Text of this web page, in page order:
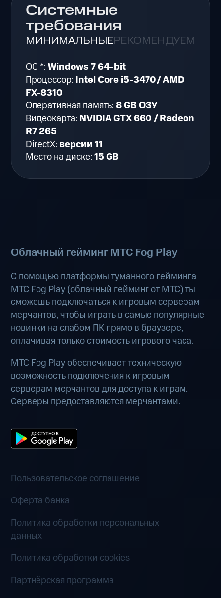
Системные
требования
МИНИМАЛЬНЫЕРЕКОМЕНДУЕМЫЕ
ОС *:Windows 7 64-bit
Процессор: Intel Core i5-3470/ AMD
FX-8310
Оперативная память:8 GB ОЗУ
Видеокарта: NVIDIA GTX 660 / Radeon
R7 265
DirectX: версии 11
Место на диске:15 GB
Облачный гейминг МТС Fog Play
С помощью платформы туманного гейминга
МТС Fog Play (облачный гейминг от МТС) ты
сможешь подключаться к игровым серверам
мерчантов, чтобы играть в самые популярные
новинки на слабом ПК прямо в браузере,
оплачивая только стоимость игрового часа.
МТС Fog Play обеспечивает техническую
возможность подключения к игровым
серверам мерчантов для доступа к играм.
Серверы предоставляются мерчантами.
Пользовательское соглашение
Оферта банка
Политика обработки персональных
данных
Политика обработки cookies
Партнёрская программа